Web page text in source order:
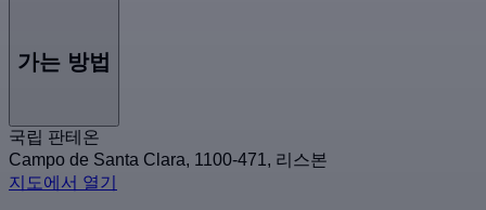
가는 방법
국립 판테온
Campo de Santa Clara, 1100-471, 리스본
지도에서 열기